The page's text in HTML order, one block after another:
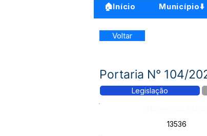
🏠Início Município⬇️
Voltar
Portaria N° 104/
Legislação
13536